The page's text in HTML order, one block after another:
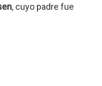
, cuyo padre fue